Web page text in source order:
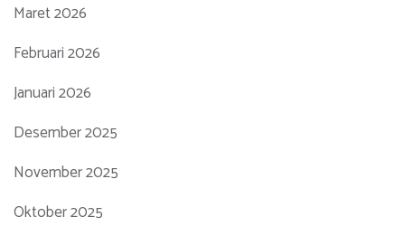
Maret 2026
Februari 2026
Januari 2026
Desember 2025
November 2025
Oktober 2025